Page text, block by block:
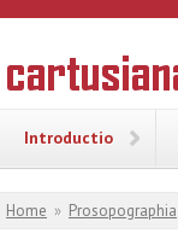
Geschiedenis
van de
Introductio
U bent hier
Home » Prosopographia